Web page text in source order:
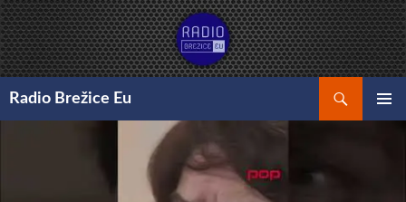
Preskoči
na
vsebino
Radio Brežice Eu